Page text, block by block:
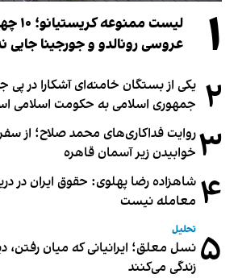
۱
لیست
عروسی رونالدو و جورجینا جایی
۲ یکی از بستگان خامنه‌ای آشکارا در پی
جمهوری اسلامی به حکومت اسلامی
۳ خوابیدن زیر آسمان قاهره
۴ شاهزاده رضا پهلوی: حقوق ایران در
معامله نیست
۵ تحلیل
نسل معلق؛ ایرانیانی که میان
زندگی می‌کنند